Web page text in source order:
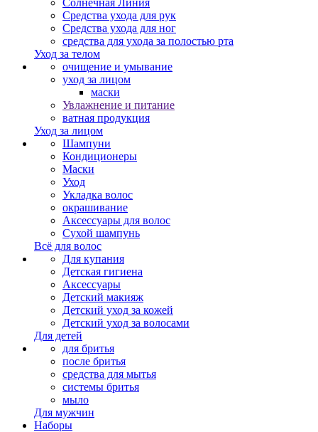
Солнечная Линия
Средства ухода для рук
Средства ухода для ног
средства для ухода за полостью рта
Уход за телом
очищение и умывание
уход за лицом
маски
Увлажнение и питание
ватная продукция
Уход за лицом
Шампуни
Кондиционеры
Маски
Уход
Укладка волос
окрашивание
Аксессуары для волос
Сухой шампунь
Всё для волос
Для купания
Детская гигиена
Аксессуары
Детский макияж
Детский уход за кожей
Детский уход за волосами
Для детей
для бритья
после бритья
средства для мытья
системы бритья
мыло
Для мужчин
Наборы